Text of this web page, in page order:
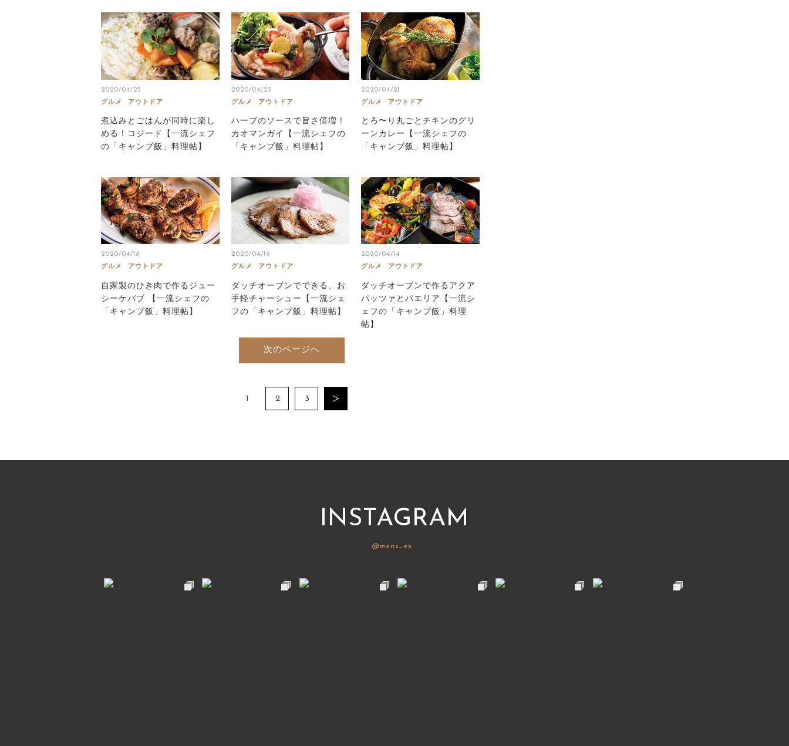
2020/04/25
グルメ
アウトドア
煮込みとごはんが同時に楽し
める！コジード【一流シェフ
の「キャンプ飯」料理帖】
2020/04/23
グルメ
アウトドア
ハーブのソースで旨さ倍増！
カオマンガイ【一流シェフの
「キャンプ飯」料理帖】
2020/04/21
グルメ
アウトドア
とろ〜り丸ごとチキンのグリ
ーンカレー【一流シェフの
「キャンプ飯」料理帖】
2020/04/18
グルメ
アウトドア
自家製のひき肉で作るジュー
シーケバブ 【一流シェフの
「キャンプ飯」料理帖】
2020/04/16
グルメ
アウトドア
ダッチオーブンでできる、お
手軽チャーシュー【一流シェ
フの「キャンプ飯」料理帖】
2020/04/14
グルメ
アウトドア
ダッチオーブンで作るアクア
パッツァとパエリア【一流シ
ェフの「キャンプ飯」料理
帖】
次のページへ
1 2 3
INSTAGRAM
@mens_ex